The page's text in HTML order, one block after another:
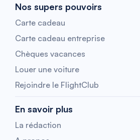
Nos supers pouvoirs
Carte cadeau
Carte cadeau entreprise
Chèques vacances
Louer une voiture
Rejoindre le FlightClub
En savoir plus
La rédaction